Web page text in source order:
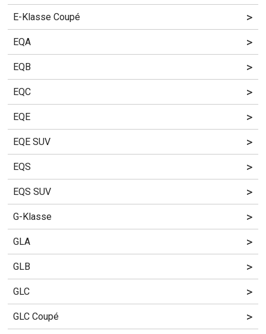
E-Klasse Coupé >
EQA >
EQB >
EQC >
EQE >
EQE SUV >
EQS >
EQS SUV >
G-Klasse >
GLA >
GLB >
GLC >
GLC Coupé >